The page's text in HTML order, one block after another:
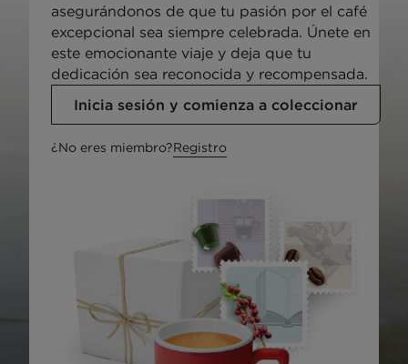
asegurándonos de que tu pasión por el café
excepcional sea siempre celebrada. Únete en
este emocionante viaje y deja que tu
dedicación sea reconocida y recompensada.
Inicia sesión y comienza a coleccionar
¿No eres miembro?Registro